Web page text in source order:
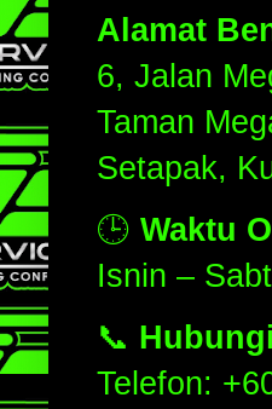
Alamat
6, Jalan
Taman
Setapak,
🕒 Waktu
Isnin –
📞
Telefon: